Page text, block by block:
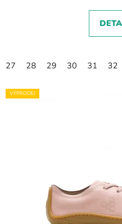
27 28 29 30 31 32
VÝPRODEJ